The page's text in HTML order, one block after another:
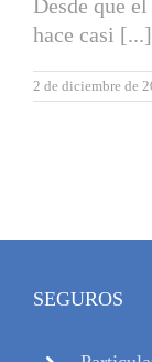
Desde que
hace casi [...]
2 de diciembre de
SEGUROS